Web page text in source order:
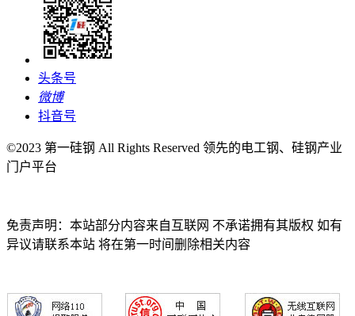
头条号
微博
抖音号
©2023 第一硅钢 All Rights Reserved 领先的电工钢、硅钢产业
门户平台
免责声明：本站部分内容来自互联网 不承诺拥有其版权 如有
异议请联系本站 将在第一时间删除相关内容